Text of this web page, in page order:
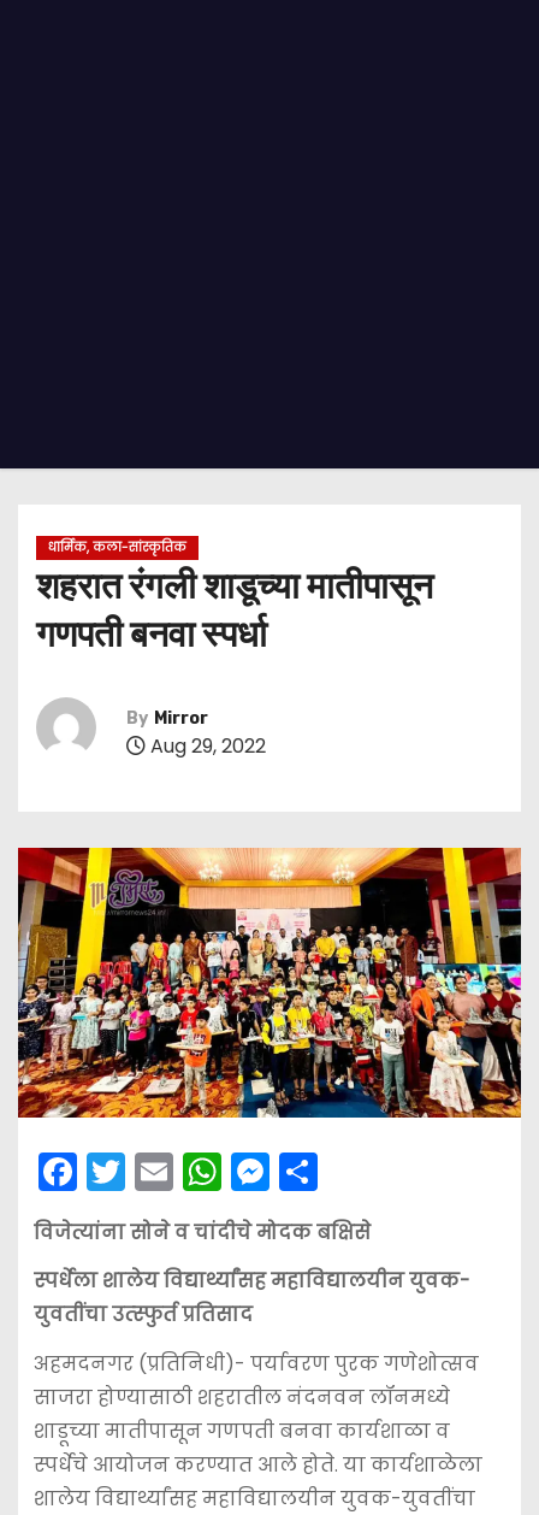
धार्मिक, कला-सांस्कृतिक
शहरात रंगली शाडूच्या मातीपासून
गणपती बनवा स्पर्धा
By Mirror
Aug 29, 2022
F
a
c
e
b
o
o
k
T
w
itt
er
E
m
ai
l
W
h
a
ts
A
p
p
M
e
s
s
n
g
er
S
h
ar
e
विजेत्यांना सोने व चांदीचे मोदक बक्षिसे
स्पर्धेला शालेय विद्यार्थ्यांसह महाविद्यालयीन युवक-
युवतींचा उत्स्फुर्त प्रतिसाद
अहमदनगर (प्रतिनिधी)- पर्यावरण पुरक गणेशोत्सव
साजरा होण्यासाठी शहरातील नंदनवन लॉनमध्ये
शाडूच्या मातीपासून गणपती बनवा कार्यशाळा व
स्पर्धेचे आयोजन करण्यात आले होते. या कार्यशाळेला
शालेय विद्यार्थ्यांसह महाविद्यालयीन युवक-युवतींचा